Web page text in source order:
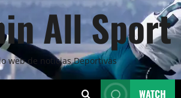
All Sport
web de noticias Deportivas
WATCH